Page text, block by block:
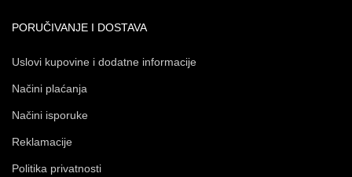
PORUČIVANJE I DOSTAVA
Uslovi kupovine i dodatne informacije
Načini plaćanja
Načini isporuke
Reklamacije
Politika privatnosti